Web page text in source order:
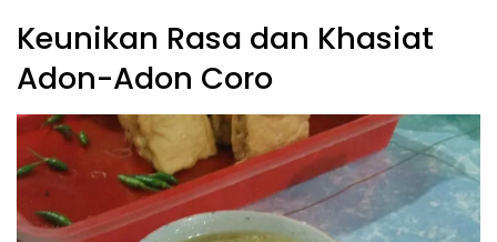
Keunikan Rasa dan Khasiat
Adon-Adon Coro